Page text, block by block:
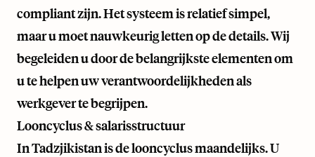
compliant zijn. Het systeem is relatief simpel,
maar u moet nauwkeurig letten op de details. Wij
begeleiden u door de belangrijkste elementen om
u te helpen uw verantwoordelijkheden als
werkgever te begrijpen.
Looncyclus & salarisstructuur
In Tadzjikistan is de looncyclus maandelijks. U